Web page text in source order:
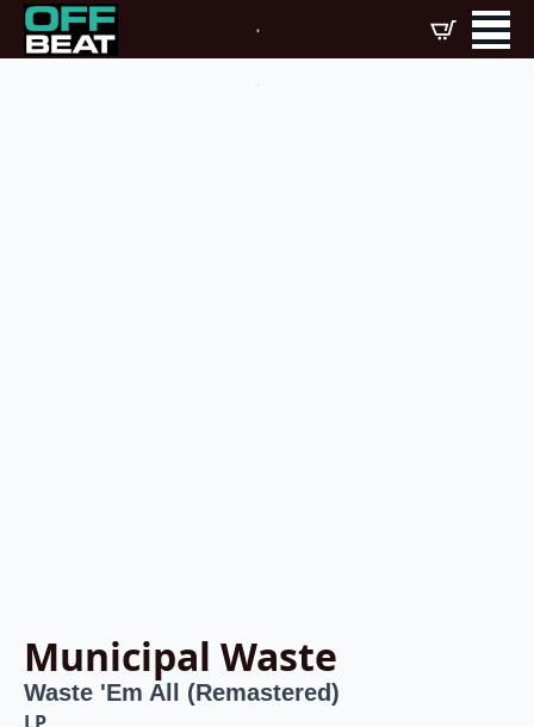
Municipal Waste
Waste 'Em All (Remastered)